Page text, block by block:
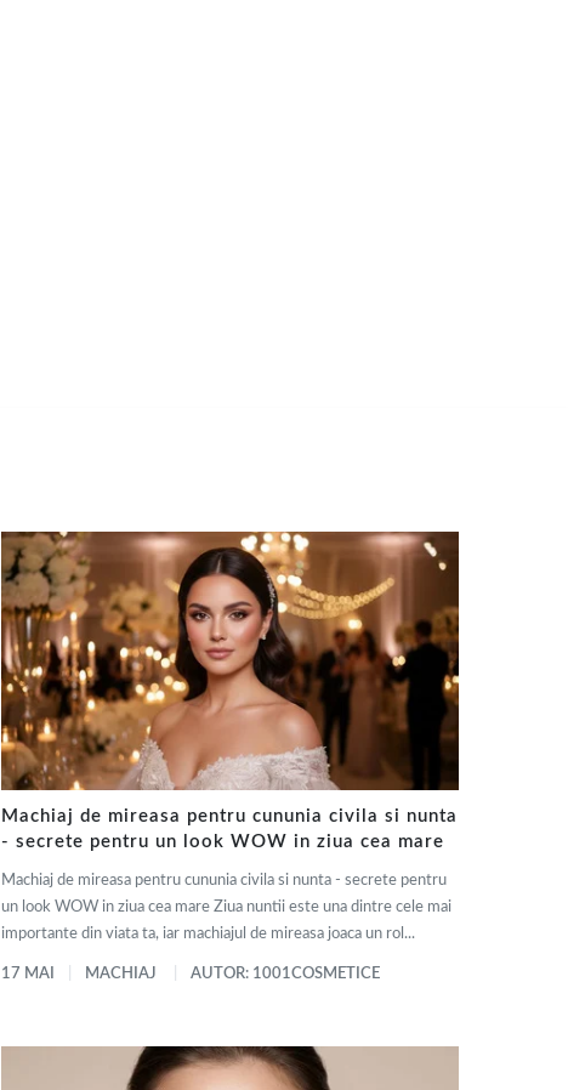
Machiaj de mireasa pentru cununia civila si nunta
- secrete pentru un look WOW in ziua cea mare
Machiaj de mireasa pentru cununia civila si nunta - secrete pentru
un look WOW in ziua cea mare Ziua nuntii este una dintre cele mai
importante din viata ta, iar machiajul de mireasa joaca un rol...
17 MAI MACHIAJ AUTOR: 1001COSMETICE